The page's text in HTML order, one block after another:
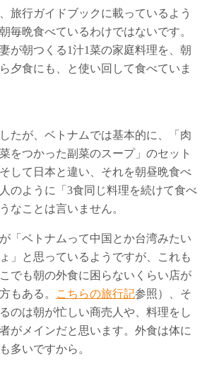
旅行ガイドブックに載っているよう
毎晩食べているわけではないです。
が朝つくる1汁1菜の家庭料理を、朝
夕食にも、と使い回して食べていま
たが、ベトナムでは基本的に、「肉
をつかった副菜のスープ」のセット
して日本と違い、それを朝昼晩食べ
のように「3食同じ料理を続けて食べ
なことは言いません。
「ベトナムって中国とか台湾みたい
」と思っているようですが、これも
でも朝の外食に困らないくらい店が
もある。
こちらの旅行記参照）、そ
のは朝が忙しい商売人や、料理をし
がメインだと思います。外食は体に
多いですから。